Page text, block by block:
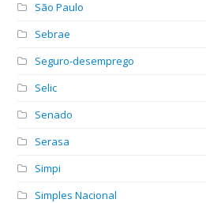
São Paulo
Sebrae
Seguro-desemprego
Selic
Senado
Serasa
Simpi
Simples Nacional